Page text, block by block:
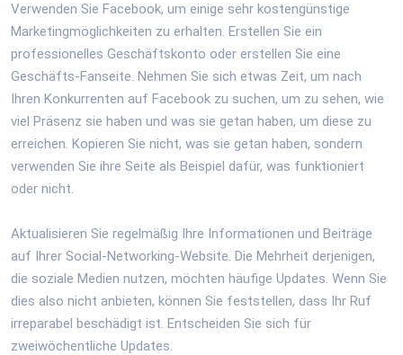
Verwenden Sie Facebook, um einige sehr kostengünstige
Marketingmöglichkeiten zu erhalten. Erstellen Sie ein
professionelles Geschäftskonto oder erstellen Sie eine
Geschäfts-Fanseite. Nehmen Sie sich etwas Zeit, um nach
Ihren Konkurrenten auf Facebook zu suchen, um zu sehen, wie
viel Präsenz sie haben und was sie getan haben, um diese zu
erreichen. Kopieren Sie nicht, was sie getan haben, sondern
verwenden Sie ihre Seite als Beispiel dafür, was funktioniert
oder nicht.
Aktualisieren Sie regelmäßig Ihre Informationen und Beiträge
auf Ihrer Social-Networking-Website. Die Mehrheit derjenigen,
die soziale Medien nutzen, möchten häufige Updates. Wenn Sie
dies also nicht anbieten, können Sie feststellen, dass Ihr Ruf
irreparabel beschädigt ist. Entscheiden Sie sich für
zweiwöchentliche Updates.